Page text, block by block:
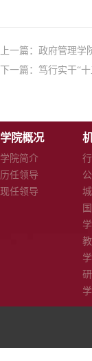
上一篇： 政府管理学
下一篇： 笃行实干“
学院概况
学院简介
历任领导
现任领导